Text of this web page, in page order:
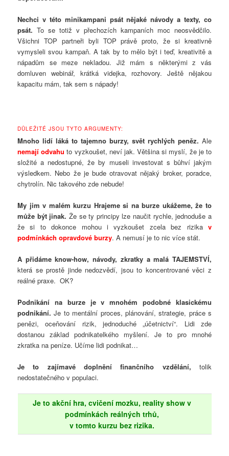
Nechci v této minikampani psát nějaké návody a texty, co
psát. To se totiž v přechozích kampaních moc neosvědčilo.
Všichni TOP partneři byli TOP právě proto, že si kreativně
vymysleli svou kampaň. A tak by to mělo být i teď, kreativitě a
nápadům se meze nekladou. Již mám s některými z vás
domluven webinář, krátká videjka, rozhovory. Ještě nějakou
kapacitu mám, tak sem s nápady!
DŮLEŽITÉ JSOU TYTO ARGUMENTY:
Mnoho lidí láká to tajemno burzy, svět rychlých peněz. Ale
nemají odvahu to vyzkoušet, neví jak. Většina si myslí, že je to
složité a nedostupné, že by museli investovat s bůhví jakým
výsledkem. Nebo že je bude otravovat nějaký broker, poradce,
chytrolín. Nic takového zde nebude!
My jim v malém kurzu Hrajeme si na burze ukážeme, že to
může být jinak. Že se ty principy lze naučit rychle, jednoduše a
že si to dokonce mohou i vyzkoušet zcela bez rizika v
podmínkách opravdové burzy. A nemusí je to nic více stát.
A přidáme know-how, návody, zkratky a malá TAJEMSTVÍ,
která se prostě jinde nedozvědí, jsou to koncentrované věci z
reálné praxe. OK?
Podnikání na burze je v mnohém podobné klasickému
podnikání. Je to mentální proces, plánování, strategie, práce s
penězi, oceňování rizik, jednoduché „účetnictví“. Lidi zde
dostanou základ podnikatelkého myšlení. Je to pro mnohé
zkratka na peníze. Učíme lidi podnikat…
Je to zajímavé doplnění finančního vzdělání, tolik
nedostatečného v populaci.
Je to akční hra, cvičení mozku, reality show v
podmínkách reálných trhů,
v tomto kurzu bez rizika.